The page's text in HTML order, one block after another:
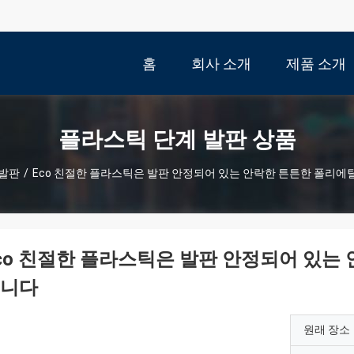
홈 회사 소개 제품 소개
플라스틱 단계 발판 상품
판 / Eco 친절한 플라스틱은 발판 안정되어 있는 안락한 튼튼한 폴리에
친절한 플라스틱은 발판 안정되어 있는
다
원래 장소